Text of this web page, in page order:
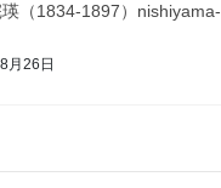
（1834-1897）nishiyama-
月26日